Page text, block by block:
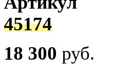
45174
18 300 руб.